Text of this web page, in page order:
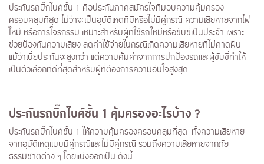
ประกันรถบิ๊กไบค์ชั้น 1 คือประกันภาคสมัครใจที่มอบความคุ้มครอง
ครอบคลุมที่สุด ไม่ว่าจะเป็นอุบัติเหตุที่มีหรือไม่มีคู่กรณี ความเสียหายจากไฟ
ไหม้ หรือการโจรกรรม เหมาะสำหรับผู้ที่ใช้รถใหม่หรือขับขี่เป็นประจำ เพราะ
ช่วยป้องกันความเสี่ยง ลดค่าใช้จ่ายในกรณีเกิดความเสียหายที่ไม่คาดฝัน
แม้ว่าเบี้ยประกันจะสูงกว่า แต่ความคุ้มค่าจากการปกป้องรถและผู้ขับขี่ทำให้
เป็นตัวเลือกที่ดีที่สุดสำหรับผู้ที่ต้องการความอุ่นใจสูงสุด
ประกันรถบิ๊กไบค์ชั้น 1 คุ้มครองอะไรบ้าง ?
ประกันรถบิ๊กไบค์ชั้น 1 ให้ความคุ้มครองครอบคลุมที่สุด ทั้งความเสียหาย
จากอุบัติเหตุแบบมีคู่กรณีและไม่มีคู่กรณี รวมถึงความเสียหายจากภัย
ธรรมชาติต่าง ๆ โดยแบ่งออกเป็น ดังนี้